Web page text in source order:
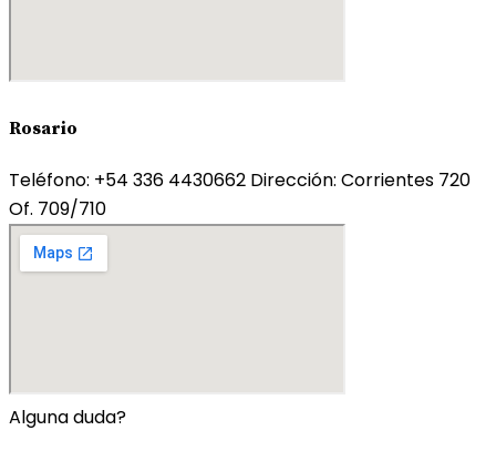
Rosario
Teléfono: +54 336 4430662 Dirección: Corrientes 720
Of. 709/710
Alguna duda?